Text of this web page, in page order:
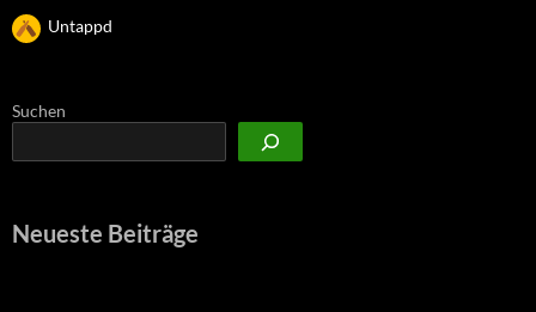
Untappd
Suchen
Neueste Beiträge